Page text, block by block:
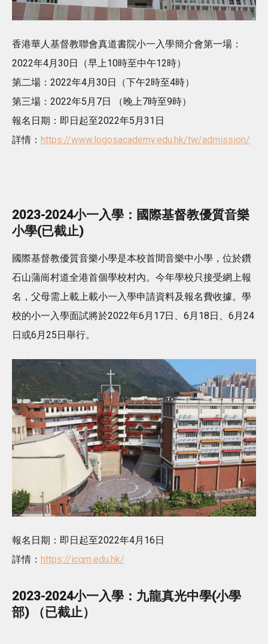
香港華人基督教聯會真道書院小一入學簡介會第一場：
2022年4月30日（早上10時至中午12時）
第二場：2022年4月30日（下午2時至4時）
第三場：2022年5月7日 （晚上7時至9時）
報名日期：即日起至2022年5月31日
詳情： https://www.logosacademy.edu.hk/tw/admission/
2023-2024小一入學：國際基督教優質音樂
小學(已截止)
國際基督教優質音樂小學是本校首間音樂中小學，位於鑽
石山蒲崗村道全港首個學校村內。今年學校只接受網上報
名，父母需上載上載小一入學申請資料及報名費收據。學
校的小一入學面試將於2022年6月17日、6月18日、6月24
日或6月25日舉行。
報名日期：即日起至2022年4月16日
詳情： https://icqm.edu.hk/
2023-2024小一入學：九龍真光中學(小學
部) （已截止）